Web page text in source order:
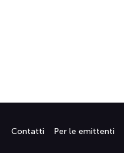
Contatti Per le emittenti